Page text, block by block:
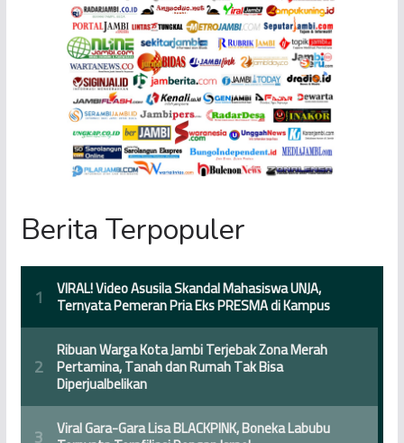
Berita Terpopuler